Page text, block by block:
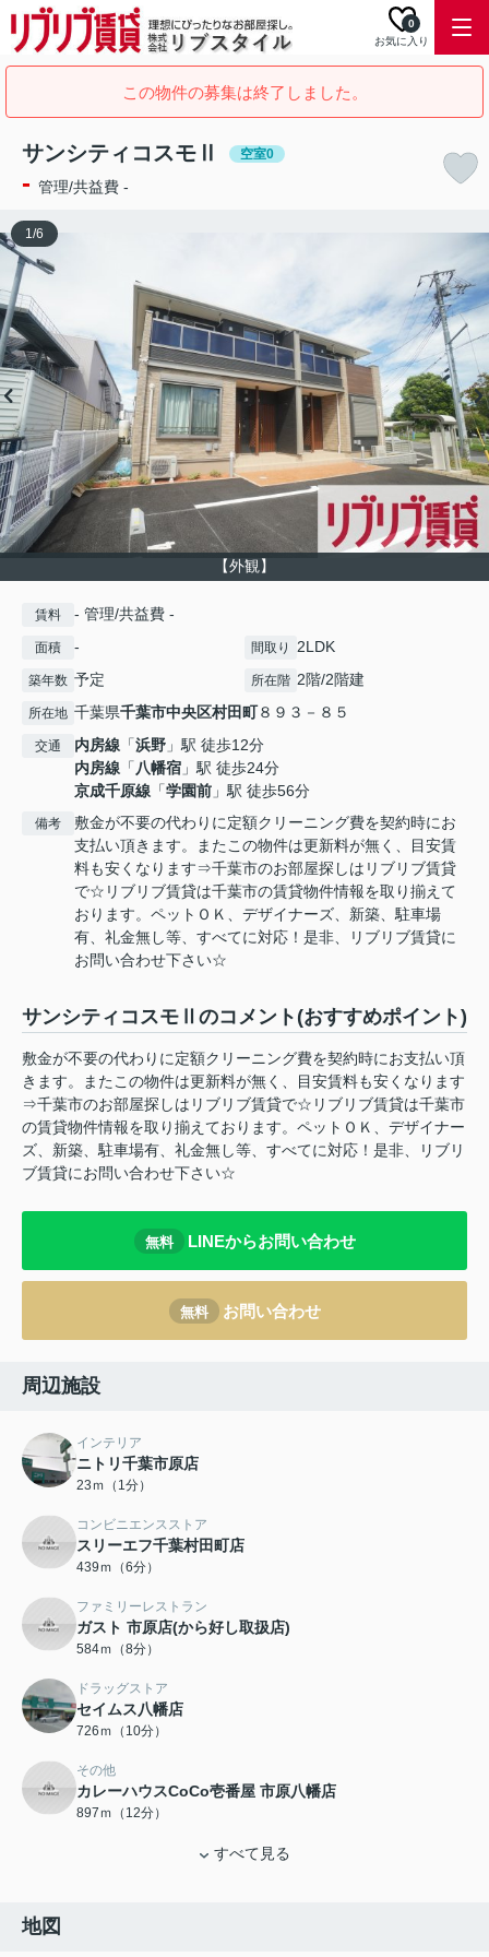
お気に入り
0
この物件の募集は終了しました。
サンシティコスモⅡ 空室0
- 管理/共益費 -
【外観】
1/6
賃料 - 管理/共益費 -
面積 - 間取り 2LDK
築年数 予定 所在階 2階/2階建
所在地 千葉県千葉市中央区村田町８９３－８５
交通 内房線 「浜野 」駅 徒歩12分
内房線 「八幡宿 」駅 徒歩24分
京成千原線 「学園前 」駅 徒歩56分
備考
敷金が不要の代わりに定額クリーニング費を契約時にお
支払い頂きます。またこの物件は更新料が無く、目安賃
料も安くなります⇒千葉市のお部屋探しはリブリブ賃貸
で☆リブリブ賃貸は千葉市の賃貸物件情報を取り揃えて
おります。ペットＯＫ、デザイナーズ、新築、駐車場
有、礼金無し等、すべてに対応！是非、リブリブ賃貸に
お問い合わせ下さい☆
サンシティコスモⅡのコメント(おすすめポイント)
敷金が不要の代わりに定額クリーニング費を契約時にお支払い頂
きます。またこの物件は更新料が無く、目安賃料も安くなります
⇒千葉市のお部屋探しはリブリブ賃貸で☆リブリブ賃貸は千葉市
の賃貸物件情報を取り揃えております。ペットＯＫ、デザイナー
ズ、新築、駐車場有、礼金無し等、すべてに対応！是非、リブリ
ブ賃貸にお問い合わせ下さい☆
無料 LINEからお問い合わせ
無料 お問い合わせ
周辺施設
インテリア
ニトリ千葉市原店
23ｍ（1分）
コンビニエンスストア
スリーエフ千葉村田町店
439ｍ（6分）
ファミリーレストラン
ガスト 市原店(から好し取扱店)
584ｍ（8分）
ドラッグストア
セイムス八幡店
726ｍ（10分）
その他
カレーハウスCoCo壱番屋 市原八幡店
897ｍ（12分）
すべて見る
地図